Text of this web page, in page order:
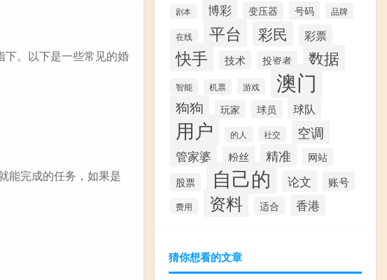
下。以下是一些常见的婚
能完成的任务，如果是
剧本 博彩 变压器 号码 品牌
在线 平台 彩民 彩票
快手 技术 投资者 数据
智能 机票 游戏 澳门
狗狗 玩家 球员 球队
用户 的人 社交 空调
管家婆 粉丝 精准
网站
股票
自己的 论文 账号
费用 资料 适合 香港
猜你想看的文章